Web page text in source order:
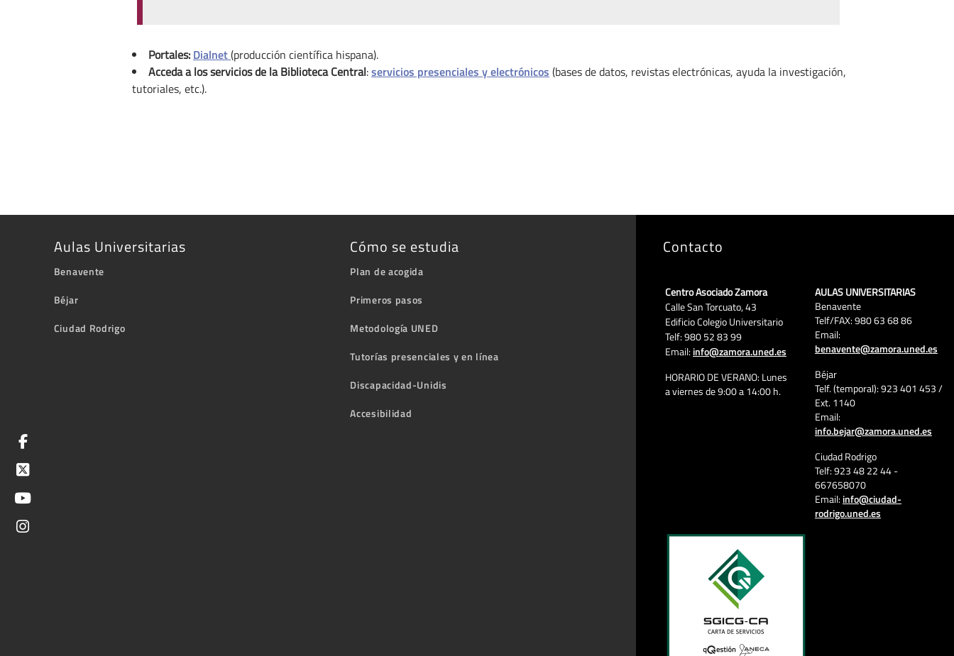
Portales: Dialnet(producción científica hispana).
Acceda a los servicios de la Biblioteca Central:servicios presenciales y electrónicos (bases de datos, revistas electrónicas, ayuda la investigación,
tutoriales, etc.).
Aulas Universitarias
Benavente
Béjar
Ciudad Rodrigo
Cómo se estudia
Plan de acogida
Primeros pasos
Metodología UNED
Tutorías presenciales y en línea
Discapacidad-Unidis
Accesibilidad
Contacto
Centro Asociado Zamora
Calle San Torcuato, 43
Edificio Colegio Universitario
Telf: 980 52 83 99
Email:info@zamora.uned.es
HORARIO DE VERANO: Lunes
a viernes de 9:00 a 14:00 h.
AULAS UNIVERSITARIAS
Benavente
Telf/FAX: 980 63 68 86
Email:
benavente@zamora.uned.es
Béjar
Telf. (temporal): 923 401 453 /
Ext. 1140
Email:
info.bejar@zamora.uned.es
Ciudad Rodrigo
Telf: 923 48 22 44 -
667658070
Email:info@ciudad-
rodrigo.uned.es